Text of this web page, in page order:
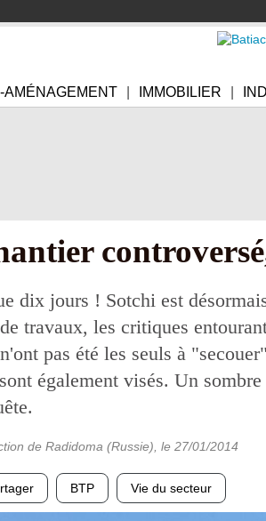
IMMOBILIER
dix jours ! Sotchi est
travaux, les critiques
pas été les seuls à
également visés. Un
de Radidoma (Russie) , le 27/01/2014
BTP Vie du secteur